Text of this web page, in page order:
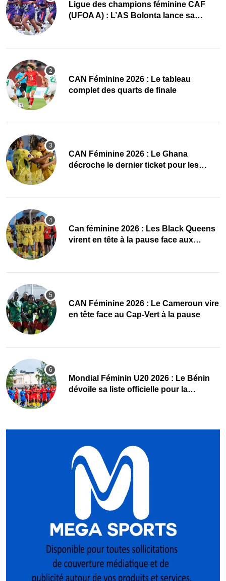
Ligue des champions féminine CAF
(UFOA A) : L’AS Bolonta lance sa
CAN Féminine 2026 : Le tableau
complet des quarts de finale
CAN Féminine 2026 : Le Ghana
décroche le dernier ticket pour les
‎Can féminine 2026 : Les Black Queens
virent en tête à la pause face aux
CAN Féminine 2026 : Le Cameroun vire
en tête face au Cap-Vert à la pause
Mondial Féminin U20 2026 : Le Bénin
dévoile sa liste officielle pour la